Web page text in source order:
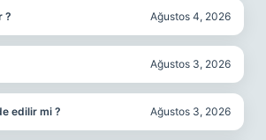
? Ağustos 4, 2026
Ağustos 3, 2026
edilir mi ? Ağustos 3, 2026